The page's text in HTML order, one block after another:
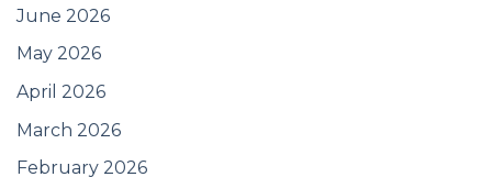
June 2026
May 2026
April 2026
March 2026
February 2026